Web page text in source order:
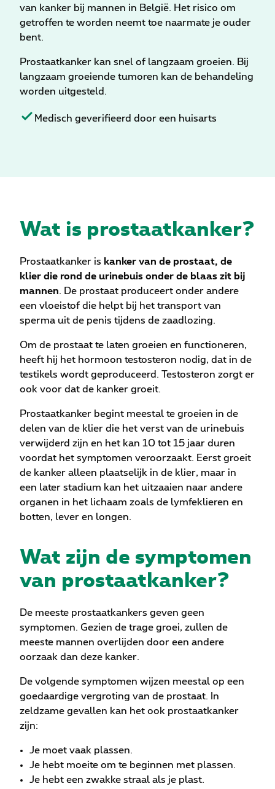
van kanker bij mannen in België. Het risico om
getroffen te worden neemt toe naarmate je ouder
bent.
Prostaatkanker kan snel of langzaam groeien. Bij
langzaam groeiende tumoren kan de behandeling
worden uitgesteld.
Medisch geverifieerd door een huisarts
Wat is prostaatkanker?
Prostaatkanker is kanker van de prostaat, de
klier die rond de urinebuis onder de blaas zit bij
mannen. De prostaat produceert onder andere
een vloeistof die helpt bij het transport van
sperma uit de penis tijdens de zaadlozing.
Om de prostaat te laten groeien en functioneren,
heeft hij het hormoon testosteron nodig, dat in de
testikels wordt geproduceerd. Testosteron zorgt er
ook voor dat de kanker groeit.
Prostaatkanker begint meestal te groeien in de
delen van de klier die het verst van de urinebuis
verwijderd zijn en het kan 10 tot 15 jaar duren
voordat het symptomen veroorzaakt. Eerst groeit
de kanker alleen plaatselijk in de klier, maar in
een later stadium kan het uitzaaien naar andere
organen in het lichaam zoals de lymfeklieren en
botten, lever en longen.
Wat zijn de symptomen
van prostaatkanker?
De meeste prostaatkankers geven geen
symptomen. Gezien de trage groei, zullen de
meeste mannen overlijden door een andere
oorzaak dan deze kanker.
De volgende symptomen wijzen meestal op een
goedaardige vergroting van de prostaat. In
zeldzame gevallen kan het ook prostaatkanker
zijn:
Je moet vaak plassen.
Je hebt moeite om te beginnen met plassen.
Je hebt een zwakke straal als je plast.